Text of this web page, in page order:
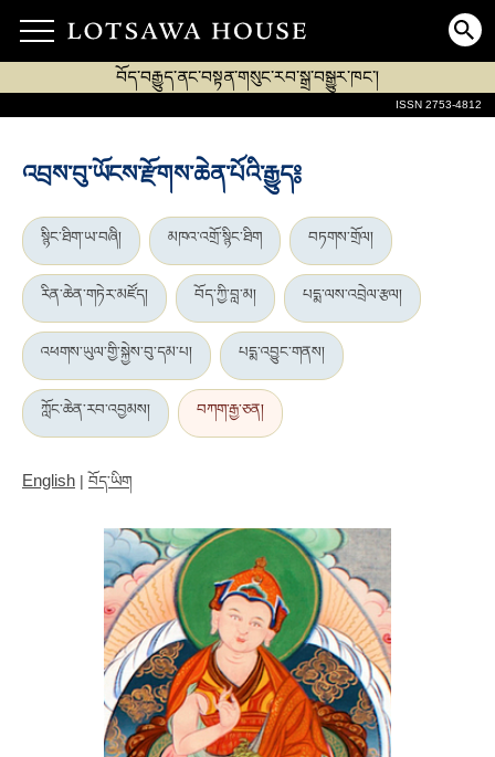
བོད་བརྒྱུད་ནང་བསྟན་གསུང་རབ་སྒྲ་བསྒྱུར་ཁང་།
ISSN 2753-4812
འབྲས་བུ་ཡོངས་རྫོགས་ཆེན་པོའི་རྒྱུད༔
སྙིང་ཐིག་ཡ་བཞི། མཁའ་འགྲོ་སྙིང་ཐིག བཏགས་གྲོལ།
རིན་ཆེན་གཏེར་མཛོད། བོད་ཀྱི་བླ་མ། པདྨ་ལས་འབྲེལ་རྩལ།
འཕགས་ཡུལ་གྱི་སྐྱེས་བུ་དམ་པ། པདྨ་འབྱུང་གནས།
ཀློང་ཆེན་རབ་འབྱམས། བཀག་རྒྱ་ཅན།
English | བོད་ཡིག